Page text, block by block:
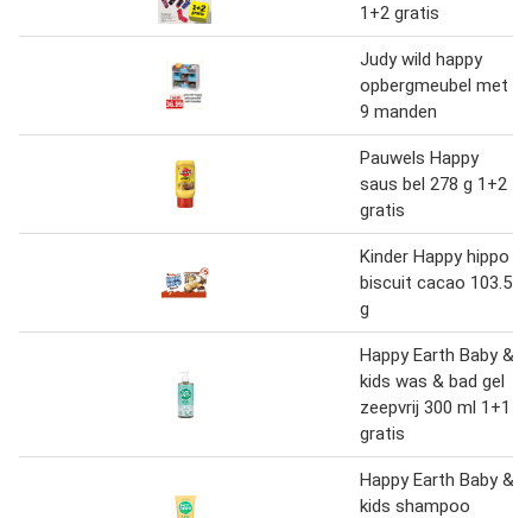
1+2 gratis
Judy wild happy
opbergmeubel met
9 manden
Pauwels Happy
saus bel 278 g 1+2
gratis
Kinder Happy hippo
biscuit cacao 103.5
g
Happy Earth Baby &
kids was & bad gel
zeepvrij 300 ml 1+1
gratis
Happy Earth Baby &
kids shampoo